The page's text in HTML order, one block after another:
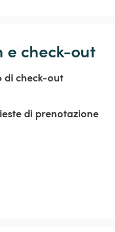
e check-out
di check-out
di prenotazione